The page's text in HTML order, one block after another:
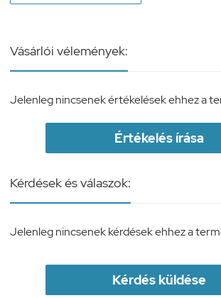
Vásárlói vélemények:
Jelenleg nincsenek értékelések ehhez a
Értékelés írása
Kérdések és válaszok:
Jelenleg nincsenek kérdések ehhez a
Kérdés küldése